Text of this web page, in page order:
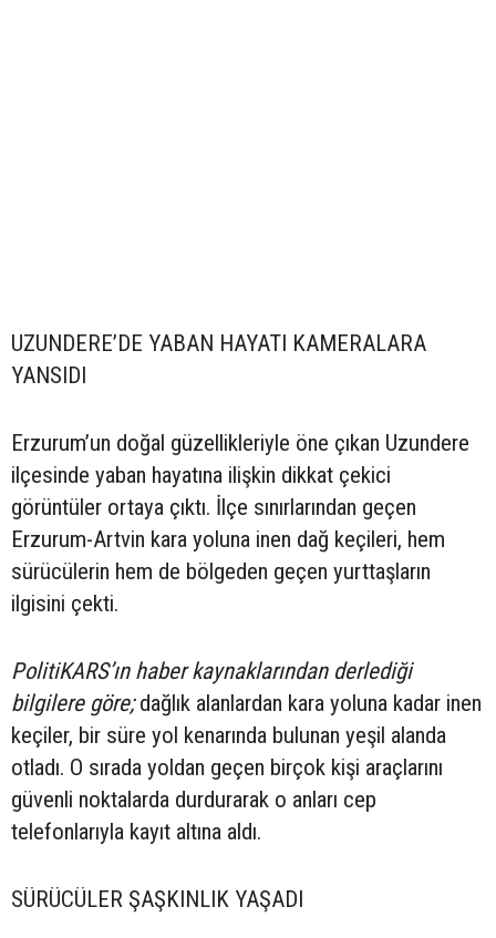
UZUNDERE’DE YABAN HAYATI KAMERALARA
YANSIDI
Erzurum’un doğal güzellikleriyle öne çıkan Uzundere
ilçesinde yaban hayatına ilişkin dikkat çekici
görüntüler ortaya çıktı. İlçe sınırlarından geçen
Erzurum-Artvin kara yoluna inen dağ keçileri, hem
sürücülerin hem de bölgeden geçen yurttaşların
ilgisini çekti.
PolitiKARS’ın haber kaynaklarından derlediği
bilgilere göre;dağlık alanlardan kara yoluna kadar inen
keçiler, bir süre yol kenarında bulunan yeşil alanda
otladı. O sırada yoldan geçen birçok kişi araçlarını
güvenli noktalarda durdurarak o anları cep
telefonlarıyla kayıt altına aldı.
SÜRÜCÜLER ŞAŞKINLIK YAŞADI